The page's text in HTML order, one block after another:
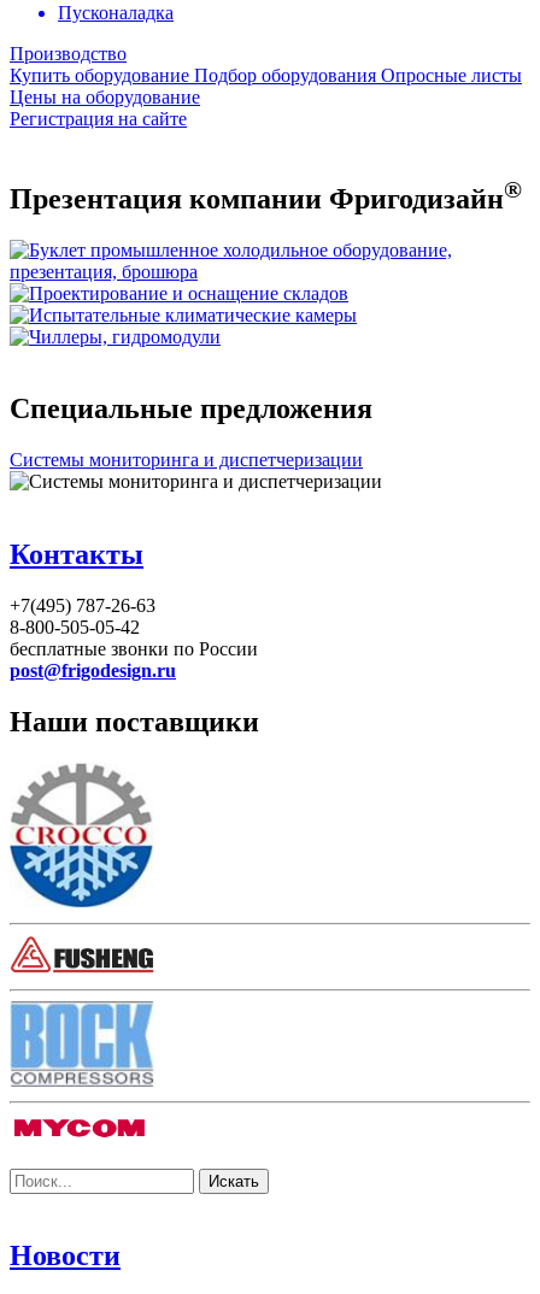
Пусконаладка
Производство
Купить оборудование Подбор оборудования Опросные листы
Цены на оборудование
Регистрация на сайте
Презентация компании Фригодизайн®
Специальные предложения
Системы мониторинга и диспетчеризации
Контакты
+7(495) 787-26-63
8-800-505-05-42
бесплатные звонки по России
post@frigodesign.ru
Наши поставщики
Новости